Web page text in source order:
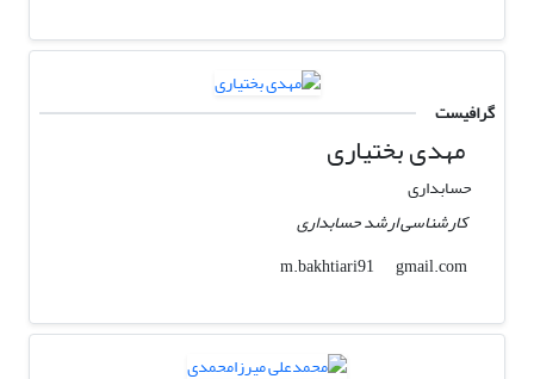
گرافیست
مهدی بختیاری
حسابداری
کارشناسی ارشد حسابداری
m.bakhtiari91
gmail.com